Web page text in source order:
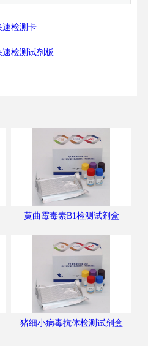
速检测卡
检测试剂板
黄曲霉毒素B1检测试剂盒
猪细小病毒抗体检测试剂盒